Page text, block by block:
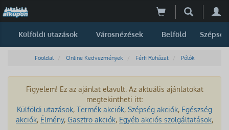
Külföldi utazások Városnézések Belföld Szépség
Főoldal Online Kedvezmények Férfi Ruházat Pólók
Figyelem! Ez az ajánlat elavult. Az aktuális ajánlatokat
megtekintheti itt:
Külföldi utazások, Termék akciók, Szépség akciók, Egészség
akciók, Élmény, Gasztro akciók, Egyéb akciós szolgáltatások,